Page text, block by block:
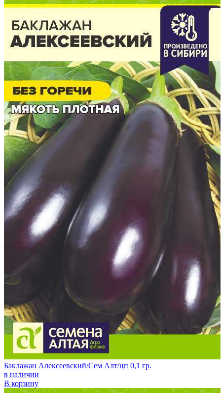
Баклажан Алексеевский/Сем Алт/цп 0,1 гр.
в наличии
В корзину